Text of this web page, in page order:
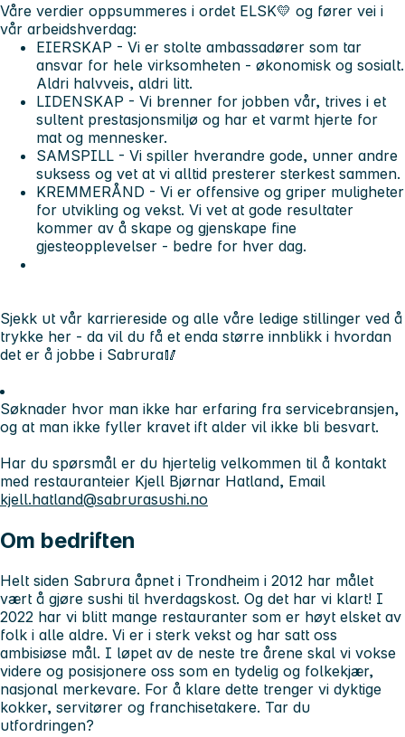
Våre verdier oppsummeres i ordet ELSK💛 og fører vei i
vår arbeidshverdag:
EIERSKAP - Vi er stolte ambassadører som tar
ansvar for hele virksomheten - økonomisk og sosialt.
Aldri halvveis, aldri litt.
LIDENSKAP - Vi brenner for jobben vår, trives i et
sultent prestasjonsmiljø og har et varmt hjerte for
mat og mennesker.
SAMSPILL - Vi spiller hverandre gode, unner andre
suksess og vet at vi alltid presterer sterkest sammen.
KREMMERÅND - Vi er offensive og griper muligheter
for utvikling og vekst. Vi vet at gode resultater
kommer av å skape og gjenskape fine
gjesteopplevelser - bedre for hver dag.
Sjekk ut vår karriereside og alle våre ledige stillinger ved å
trykke her - da vil du få et enda større innblikk i hvordan
det er å jobbe i Sabrura🥢
Søknader hvor man ikke har erfaring fra servicebransjen,
og at man ikke fyller kravet ift alder vil ikke bli besvart.
Har du spørsmål er du hjertelig velkommen til å kontakt
med restauranteier Kjell Bjørnar Hatland, Email
kjell.hatland@sabrurasushi.no
Om bedriften
Helt siden Sabrura åpnet i Trondheim i 2012 har målet
vært å gjøre sushi til hverdagskost. Og det har vi klart! I
2022 har vi blitt mange restauranter som er høyt elsket av
folk i alle aldre. Vi er i sterk vekst og har satt oss
ambisiøse mål. I løpet av de neste tre årene skal vi vokse
videre og posisjonere oss som en tydelig og folkekjær,
nasjonal merkevare. For å klare dette trenger vi dyktige
kokker, servitører og franchisetakere. Tar du
utfordringen?